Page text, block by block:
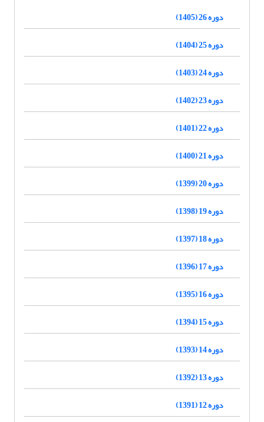
دوره 26 (1405)
دوره 25 (1404)
دوره 24 (1403)
دوره 23 (1402)
دوره 22 (1401)
دوره 21 (1400)
دوره 20 (1399)
دوره 19 (1398)
دوره 18 (1397)
دوره 17 (1396)
دوره 16 (1395)
دوره 15 (1394)
دوره 14 (1393)
دوره 13 (1392)
دوره 12 (1391)